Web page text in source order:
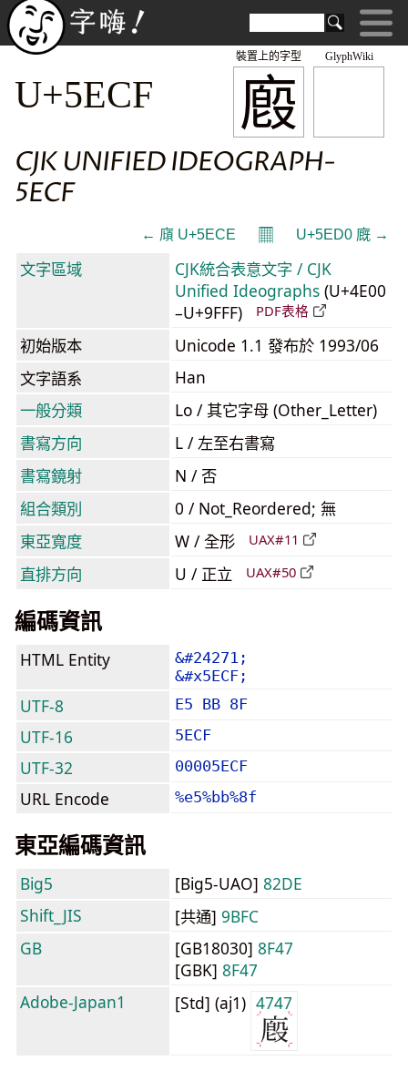
GlyphWiki
廏
裝置上的字型
U+5ECF
CJK UNIFIED IDEOGRAPH-
5ECF
← 廎 U+5ECE 𝄜 U+5ED0 廐 →
文字區域
CJK統合表意文字 / CJK
Unified Ideographs (U+4E00
–U+9FFF)
PDF表格
初始版本
Unicode 1.1 發布於 1993/06
文字語系
Han
一般分類
Lo / 其它字母 (Other_Letter)
書寫方向
L / 左至右書寫
書寫鏡射
N / 否
組合類別
0 / Not_Reordered; 無
東亞寬度
W / 全形 UAX#11
直排方向 U / 正立 UAX#50
編碼資訊
HTML Entity
&#24271;
&#x5ECF;
UTF-8 E5 BB 8F
UTF-16 5ECF
UTF-32 00005ECF
URL Encode %e5%bb%8f
東亞編碼資訊
Big5 [Big5-UAO] 82DE
Shift_JIS
[共通] 9BFC
GB
[GB18030] 8F47
[GBK] 8F47
Adobe-Japan1
[Std] (aj1) 4747